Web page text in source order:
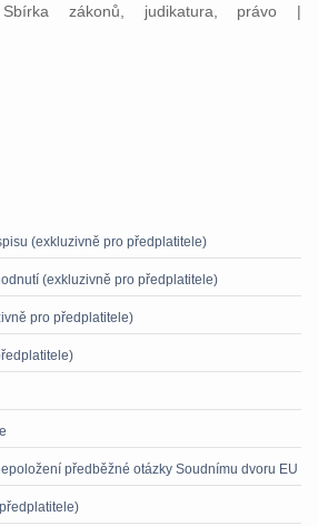
zákonů, judikatura, právo |
(exkluzivně pro předplatitele)
(exkluzivně pro předplatitele)
pro předplatitele)
předběžné otázky Soudnímu dvoru EU